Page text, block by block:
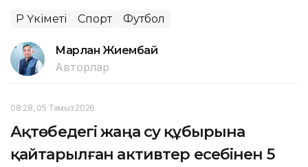
ҚР Үкіметі Спорт Футбол
Марлан Жиембай
Авторлар
08:28, 05 Тамыз 2026
Ақтөбедегі жаңа су құбырына
қайтарылған активтер есебінен 5